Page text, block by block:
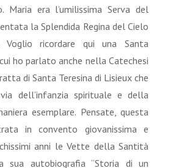
Maria era l’umilissima Serva del
la Splendida Regina del Cielo
ricordare qui una Santa
ho parlato anche nella Catechesi
di Santa Teresina di Lisieux che
dell’infanzia spirituale e della
esemplare. Pensate, questa
in convento giovanissima e
anni le Vette della Santità
sua autobiografia “Storia di un